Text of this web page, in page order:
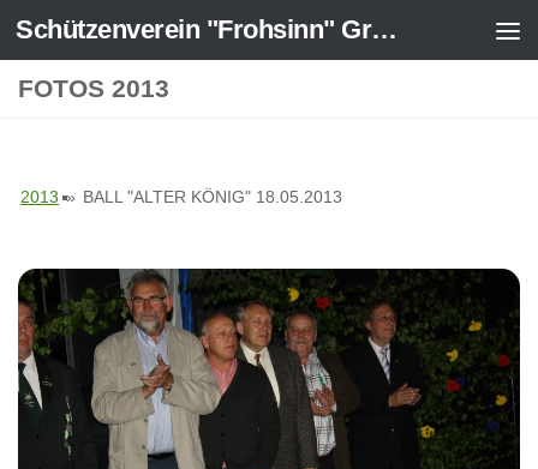
Zum Inhalt springen Schützenverein "Frohsinn" Greven-Ost 1925 e.V.
FOTOS 2013
2013 » BALL "ALTER KÖNIG" 18.05.2013